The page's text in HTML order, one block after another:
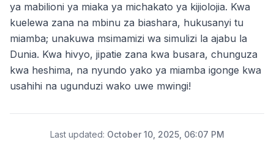
ya mabilioni ya miaka ya michakato ya kijiolojia. Kwa
kuelewa zana na mbinu za biashara, hukusanyi tu
miamba; unakuwa msimamizi wa simulizi la ajabu la
Dunia. Kwa hivyo, jipatie zana kwa busara, chunguza
kwa heshima, na nyundo yako ya miamba igonge kwa
usahihi na ugunduzi wako uwe mwingi!
Last updated: October 10, 2025, 06:07 PM